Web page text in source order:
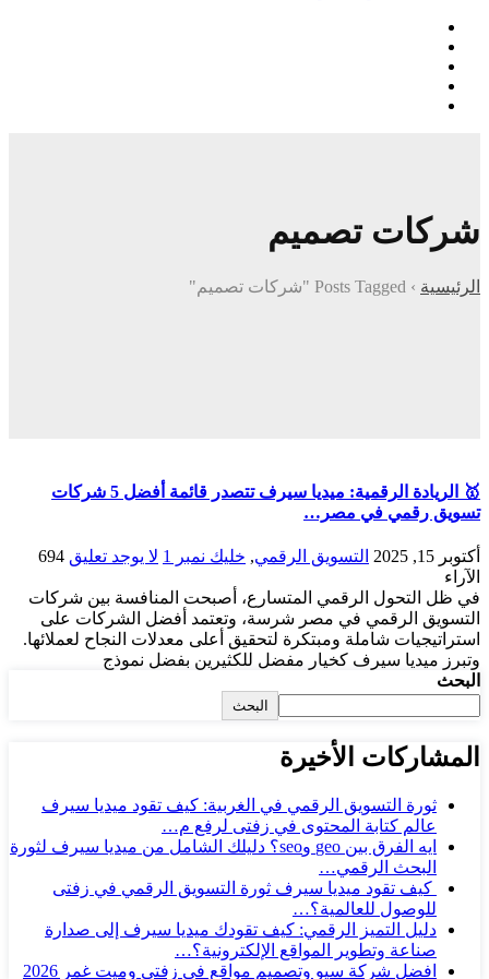
شركات تصميم
الرئيسية › Posts Tagged "شركات تصميم"
🥇 الريادة الرقمية: ميديا سيرف تتصدر قائمة أفضل 5 شركات
تسويق رقمي في مصر…
أكتوبر 15, 2025 التسويق الرقمي, خليك نمبر 1 لا يوجد تعليق 694
الآراء
في ظل التحول الرقمي المتسارع، أصبحت المنافسة بين شركات
التسويق الرقمي في مصر شرسة، وتعتمد أفضل الشركات على
استراتيجيات شاملة ومبتكرة لتحقيق أعلى معدلات النجاح لعملائها.
وتبرز ميديا سيرف كخيار مفضل للكثيرين بفضل نموذج
البحث
البحث
المشاركات الأخيرة
ثورة التسويق الرقمي في الغربية: كيف تقود ميديا سيرف
عالم كتابة المحتوى في زفتى لرفع م…
ايه الفرق بين geo وseo؟ دليلك الشامل من ميديا سيرف لثورة
البحث الرقمي…
كيف تقود ميديا سيرف ثورة التسويق الرقمي في زفتى
للوصول للعالمية؟…
دليل التميز الرقمي: كيف تقودك ميديا سيرف إلى صدارة
صناعة وتطوير المواقع الإلكترونية؟…
افضل شركة سيو وتصميم مواقع فى زفتى وميت غمر 2026